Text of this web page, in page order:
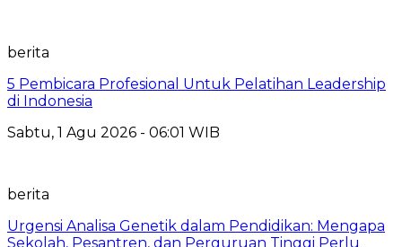
berita
5 Pembicara Profesional Untuk Pelatihan Leadership
di Indonesia
Sabtu, 1 Agu 2026 - 06:01 WIB
berita
Urgensi Analisa Genetik dalam Pendidikan: Mengapa
Sekolah, Pesantren, dan Perguruan Tinggi Perlu